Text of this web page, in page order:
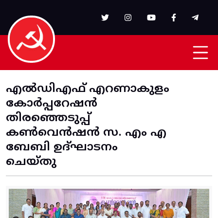
എൽഡിഎഫ് എറണാകുളം
കോർപ്പറേഷൻ
തിരഞ്ഞെടുപ്പ്
കൺവെൻഷൻ സ. എം എ
ബേബി ഉദ്ഘാടനം
ചെയ്തു